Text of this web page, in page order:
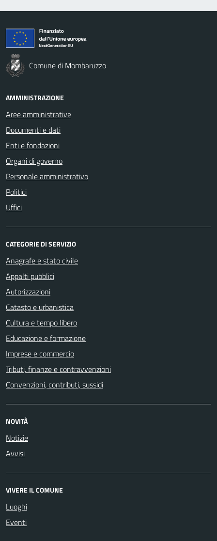
Comune di Mombaruzzo
AMMINISTRAZIONE
Aree amministrative
Documenti e dati
Enti e fondazioni
Organi di governo
Personale amministrativo
Politici
Uffici
CATEGORIE DI SERVIZIO
Anagrafe e stato civile
Appalti pubblici
Autorizzazioni
Catasto e urbanistica
Cultura e tempo libero
Educazione e formazione
Imprese e commercio
Tributi, finanze e contravvenzioni
Convenzioni, contributi, sussidi
NOVITÀ
Notizie
Avvisi
VIVERE IL COMUNE
Luoghi
Eventi